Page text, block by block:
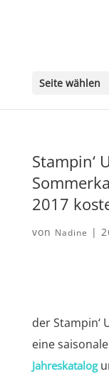
Seite wählen
Stampin‘
2017
von Nadine |
der Stampin‘
eine
Jahreskatalog